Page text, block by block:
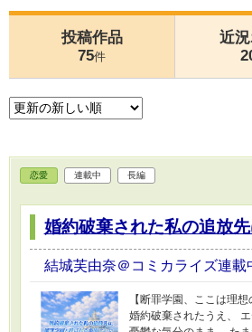
投稿作品
75件
近
恋愛 連載中 長編
婚約破棄された私の追放
結城芙由奈＠コミカライズ連載
【断罪学園、ここは理
婚約破棄されたうえ、